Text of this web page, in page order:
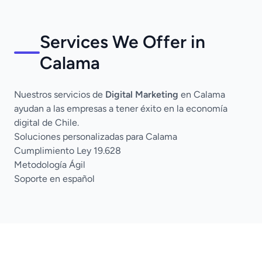
Services We Offer in
Calama
Nuestros servicios de Digital Marketing en Calama
ayudan a las empresas a tener éxito en la economía
digital de Chile.
Soluciones personalizadas para Calama
Cumplimiento Ley 19.628
Metodología Ágil
Soporte en español